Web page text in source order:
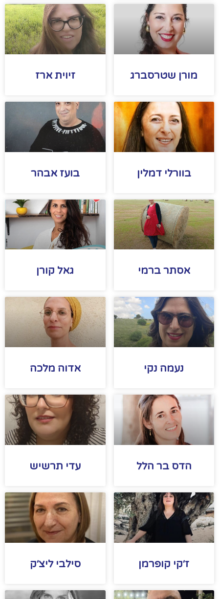
מורן שטרסברג זיוית ארז
בוורלי דמלין בועז אבהר
אסתר ברמי גאל קורן
נעמה נקי אדוה מלכה
הדס בר הלל עדי תרשיש
ז׳קי קופרמן סילבי ליצ׳ק